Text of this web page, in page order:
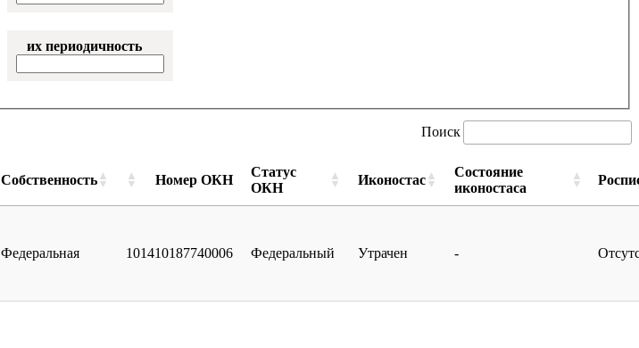
их периодичность
Поиск
Федеральная 101410187740006 Федеральный Утрачен -
Собственность Номер ОКН
Статус
ОКН
Иконостас
Состояние
иконостаса